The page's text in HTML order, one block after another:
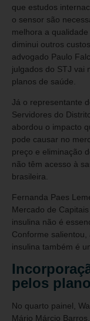
que estudos
o sensor são
melhora a
diminui outros
advogado Paulo
julgados do STJ vai
planos de saúde.
Já o representante
Servidores do
abordou o impacto
pode causar no
preço e eliminação
não têm acesso à
brasileira.
Fernanda Paes
Mercado de
insulina não é
Conforme
insulina também é
pelos
No quarto painel,
Mário Márcio